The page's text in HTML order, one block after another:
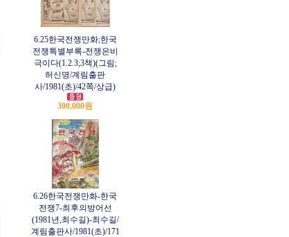
6.25한국전쟁만화;한국
전쟁특별부록-전쟁은비
극이다(1.2.3;3책)(그림;
허신명/계림출판
사/1981(초)/42쪽/상급)
300,000원
6.26한국전쟁만화-한국
전쟁7-최후의방어선
(1981년,최수길)-최수길/
계림출판사/1981(초)/171